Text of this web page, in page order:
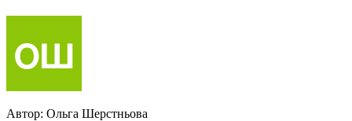
Автор: Ольга Шерстньова